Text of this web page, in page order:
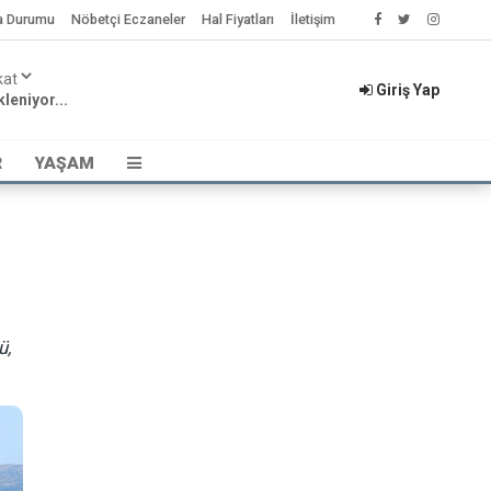
Durumu Nöbetçi Eczaneler Hal Fiyatları İletişim
Giriş Yap
YAŞAM